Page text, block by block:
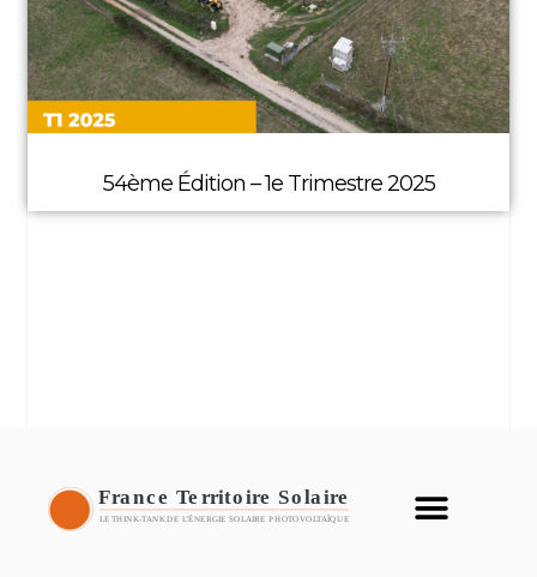
54ème Édition – 1e Trimestre 2025